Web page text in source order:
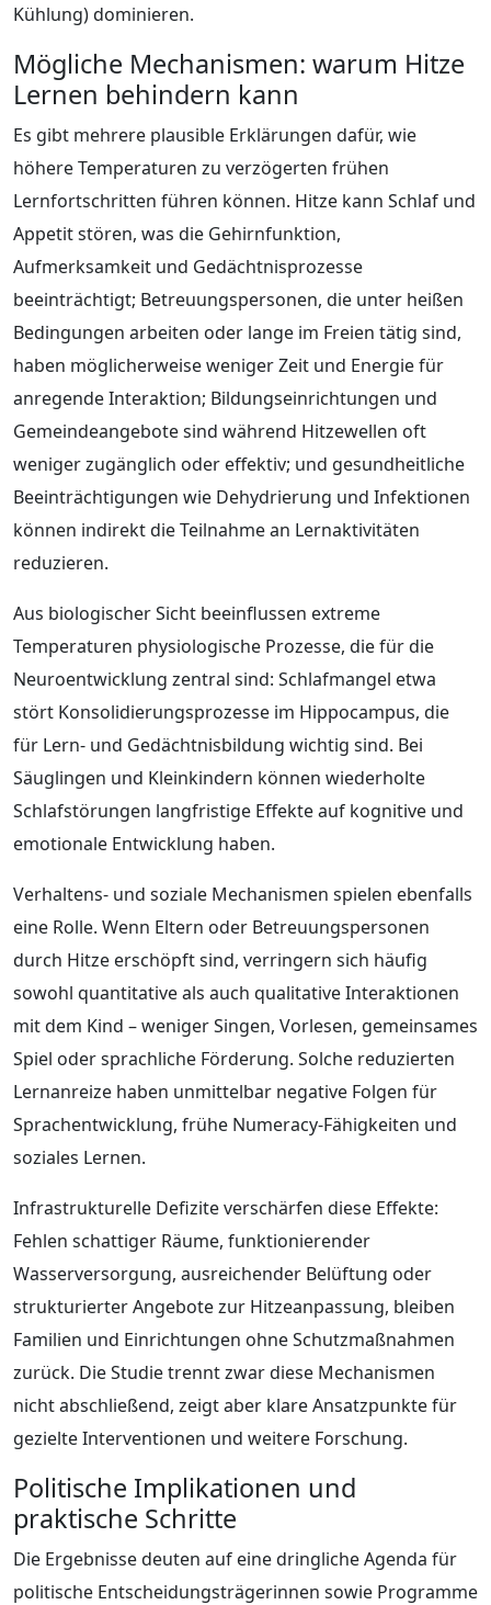
Kühlung) dominieren.
Mögliche Mechanismen: warum Hitze
Lernen behindern kann
Es gibt mehrere plausible Erklärungen dafür, wie
höhere Temperaturen zu verzögerten frühen
Lernfortschritten führen können. Hitze kann Schlaf und
Appetit stören, was die Gehirnfunktion,
Aufmerksamkeit und Gedächtnisprozesse
beeinträchtigt; Betreuungspersonen, die unter heißen
Bedingungen arbeiten oder lange im Freien tätig sind,
haben möglicherweise weniger Zeit und Energie für
anregende Interaktion; Bildungseinrichtungen und
Gemeindeangebote sind während Hitzewellen oft
weniger zugänglich oder effektiv; und gesundheitliche
Beeinträchtigungen wie Dehydrierung und Infektionen
können indirekt die Teilnahme an Lernaktivitäten
reduzieren.
Aus biologischer Sicht beeinflussen extreme
Temperaturen physiologische Prozesse, die für die
Neuroentwicklung zentral sind: Schlafmangel etwa
stört Konsolidierungsprozesse im Hippocampus, die
für Lern- und Gedächtnisbildung wichtig sind. Bei
Säuglingen und Kleinkindern können wiederholte
Schlafstörungen langfristige Effekte auf kognitive und
emotionale Entwicklung haben.
Verhaltens- und soziale Mechanismen spielen ebenfalls
eine Rolle. Wenn Eltern oder Betreuungspersonen
durch Hitze erschöpft sind, verringern sich häufig
sowohl quantitative als auch qualitative Interaktionen
mit dem Kind – weniger Singen, Vorlesen, gemeinsames
Spiel oder sprachliche Förderung. Solche reduzierten
Lernanreize haben unmittelbar negative Folgen für
Sprachentwicklung, frühe Numeracy-Fähigkeiten und
soziales Lernen.
Infrastrukturelle Defizite verschärfen diese Effekte:
Fehlen schattiger Räume, funktionierender
Wasserversorgung, ausreichender Belüftung oder
strukturierter Angebote zur Hitzeanpassung, bleiben
Familien und Einrichtungen ohne Schutzmaßnahmen
zurück. Die Studie trennt zwar diese Mechanismen
nicht abschließend, zeigt aber klare Ansatzpunkte für
gezielte Interventionen und weitere Forschung.
Politische Implikationen und
praktische Schritte
Die Ergebnisse deuten auf eine dringliche Agenda für
politische Entscheidungsträgerinnen sowie Programme